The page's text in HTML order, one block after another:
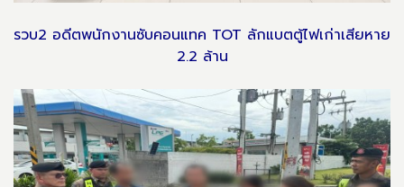
รวบ2 อดีตพนักงานซับคอนแทค TOT ลักแบตตู้ไฟเก่าเสียหาย
2.2 ล้าน